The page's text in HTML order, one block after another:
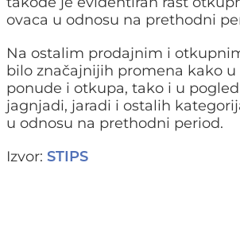
ovaca u odnosu na prethodni
Na ostalim prodajnim i
bilo značajnijih promena kako
ponude i otkupa, tako i u
jagnjadi, jaradi i ostalih
u odnosu na prethodni period.
Izvor: STIPS